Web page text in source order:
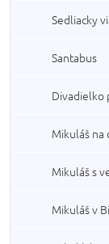
Sedliacky
Santabus
Divadielko
Mikuláš
Mikuláš s
Mikuláš v